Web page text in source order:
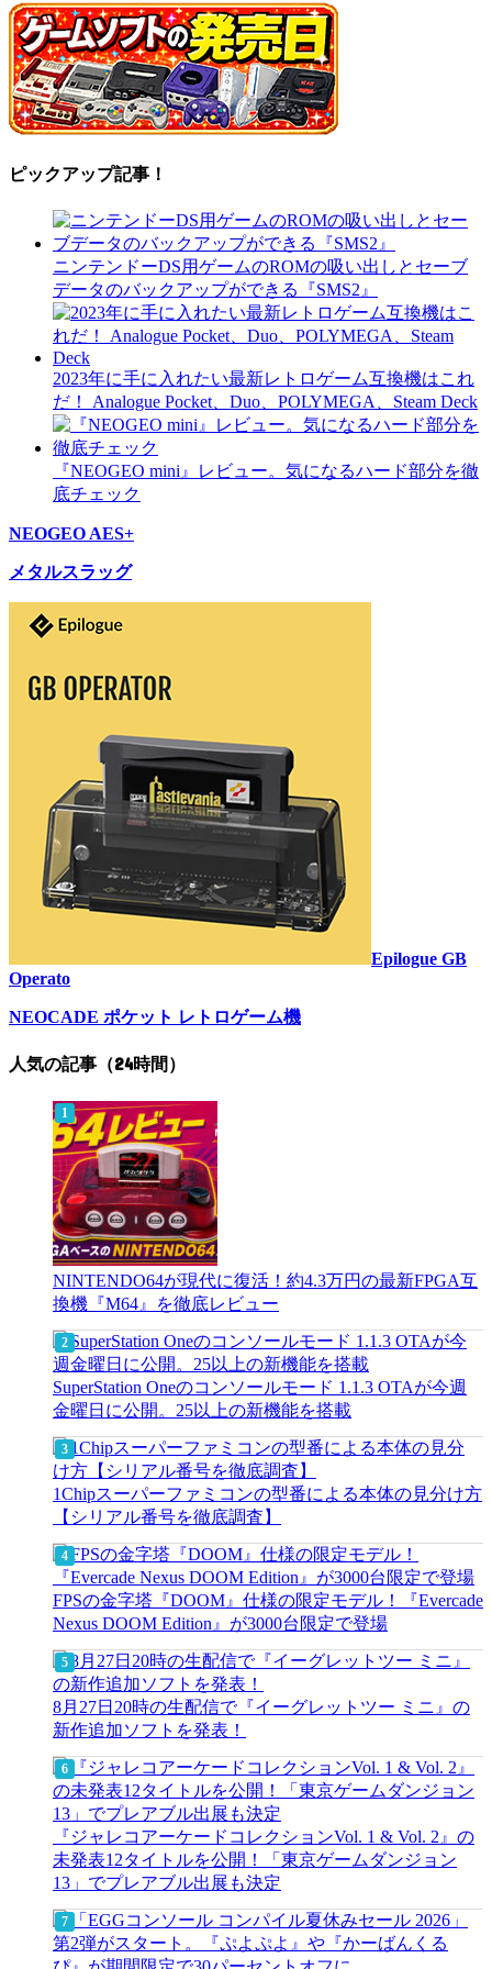
ピックアップ記事！
ニンテンドーDS用ゲームのROMの吸い出しとセーブ
データのバックアップができる『SMS2』
2023年に手に入れたい最新レトロゲーム互換機はこれ
だ！ Analogue Pocket、Duo、POLYMEGA、Steam Deck
『NEOGEO mini』レビュー。気になるハード部分を徹
底チェック
NEOGEO AES+
メタルスラッグ
Epilogue GB
Operato
NEOCADE ポケット レトロゲーム機
人気の記事（24時間）
NINTENDO64が現代に復活！約4.3万円の最新FPGA互
換機『M64』を徹底レビュー
SuperStation Oneのコンソールモード 1.1.3 OTAが今週
金曜日に公開。25以上の新機能を搭載
1Chipスーパーファミコンの型番による本体の見分け方
【シリアル番号を徹底調査】
FPSの金字塔『DOOM』仕様の限定モデル！『Evercade
Nexus DOOM Edition』が3000台限定で登場
8月27日20時の生配信で『イーグレットツー ミニ』の
新作追加ソフトを発表！
『ジャレコアーケードコレクションVol. 1 & Vol. 2』の
未発表12タイトルを公開！「東京ゲームダンジョン
13」でプレアブル出展も決定